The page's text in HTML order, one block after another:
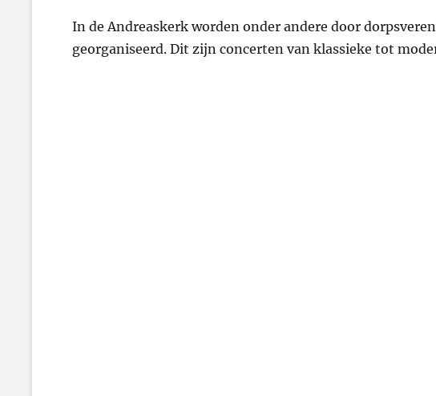
In de Andreaskerk worden onder andere door
georganiseerd. Dit zijn concerten van klassieke tot